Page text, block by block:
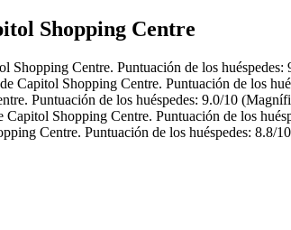
Shopping Centre
Centre. Puntuación de los
Capitol Shopping Centre. Puntuación de los
Puntuación de los huéspedes: 9.0/10
Shopping Centre. Puntuación de los
Centre. Puntuación de los huéspedes: 8.8/